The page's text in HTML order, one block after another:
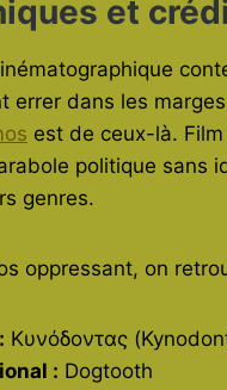
et
errer dans les
est de ceux-là.
politique sans
genres.
oppressant, on
Κυνόδοντας
: Dogtooth